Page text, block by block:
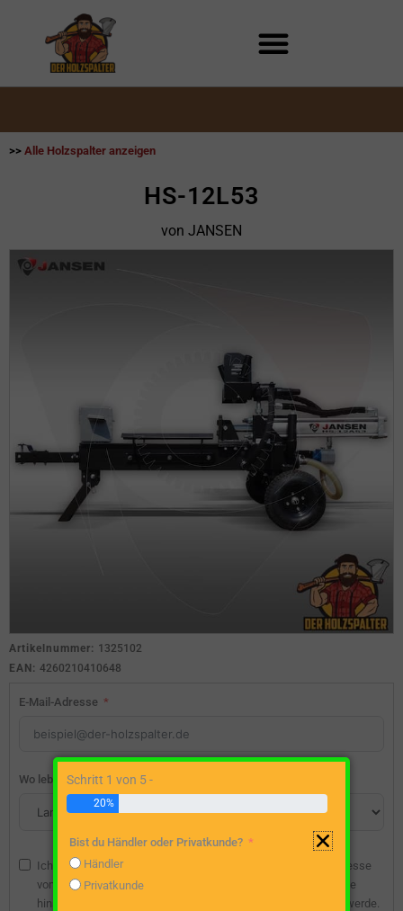
>> Alle Holzspalter anzeigen
HS-12L53
von JANSEN
Artikelnummer: 1325102
EAN: 4260210410648
E-Mail-Adresse
Wo lebst du?
Ich bin damit einverstanden, dass die angegebene E-Mail-Adresse
vom Webseitenbetreiber gespeichert wird, damit ich über diese
hinsichtlich eines unverbindlichen Preisangebots kontaktiert werde.
Schritt 1 von 5 -
20%
Bist du Händler oder Privatkunde?
Händler
Privatkunde